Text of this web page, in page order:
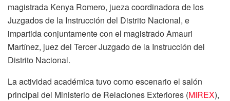
magistrada Kenya Romero, jueza coordinadora de los
Juzgados de la Instrucción del Distrito Nacional, e
impartida conjuntamente con el magistrado Amauri
Martínez, juez del Tercer Juzgado de la Instrucción del
Distrito Nacional.
La actividad académica tuvo como escenario el salón
principal del Ministerio de Relaciones Exteriores (MIREX),